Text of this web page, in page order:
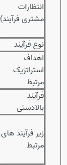
Openانتظارات
مشتری فرآیند)
نوع فرآیند
اهداف
استراتژیک
مرتبط
فرآیند
بالادستی
زیر فرآیند های
مرتبط